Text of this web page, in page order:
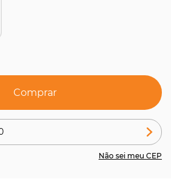
Comprar
Não sei meu CEP